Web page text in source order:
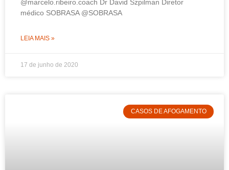
@marcelo.ribeiro.coach Dr David Szpilman Diretor
médico SOBRASA @SOBRASA
LEIA MAIS »
17 de junho de 2020
CASOS DE AFOGAMENTO